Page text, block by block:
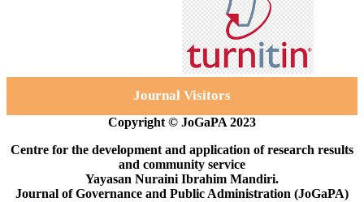
Journal Visitors
Copyright © JoGaPA 2023
Centre for the development and application of research results
and community service
Yayasan Nuraini Ibrahim Mandiri.
Journal of Governance and Public Administration (JoGaPA)